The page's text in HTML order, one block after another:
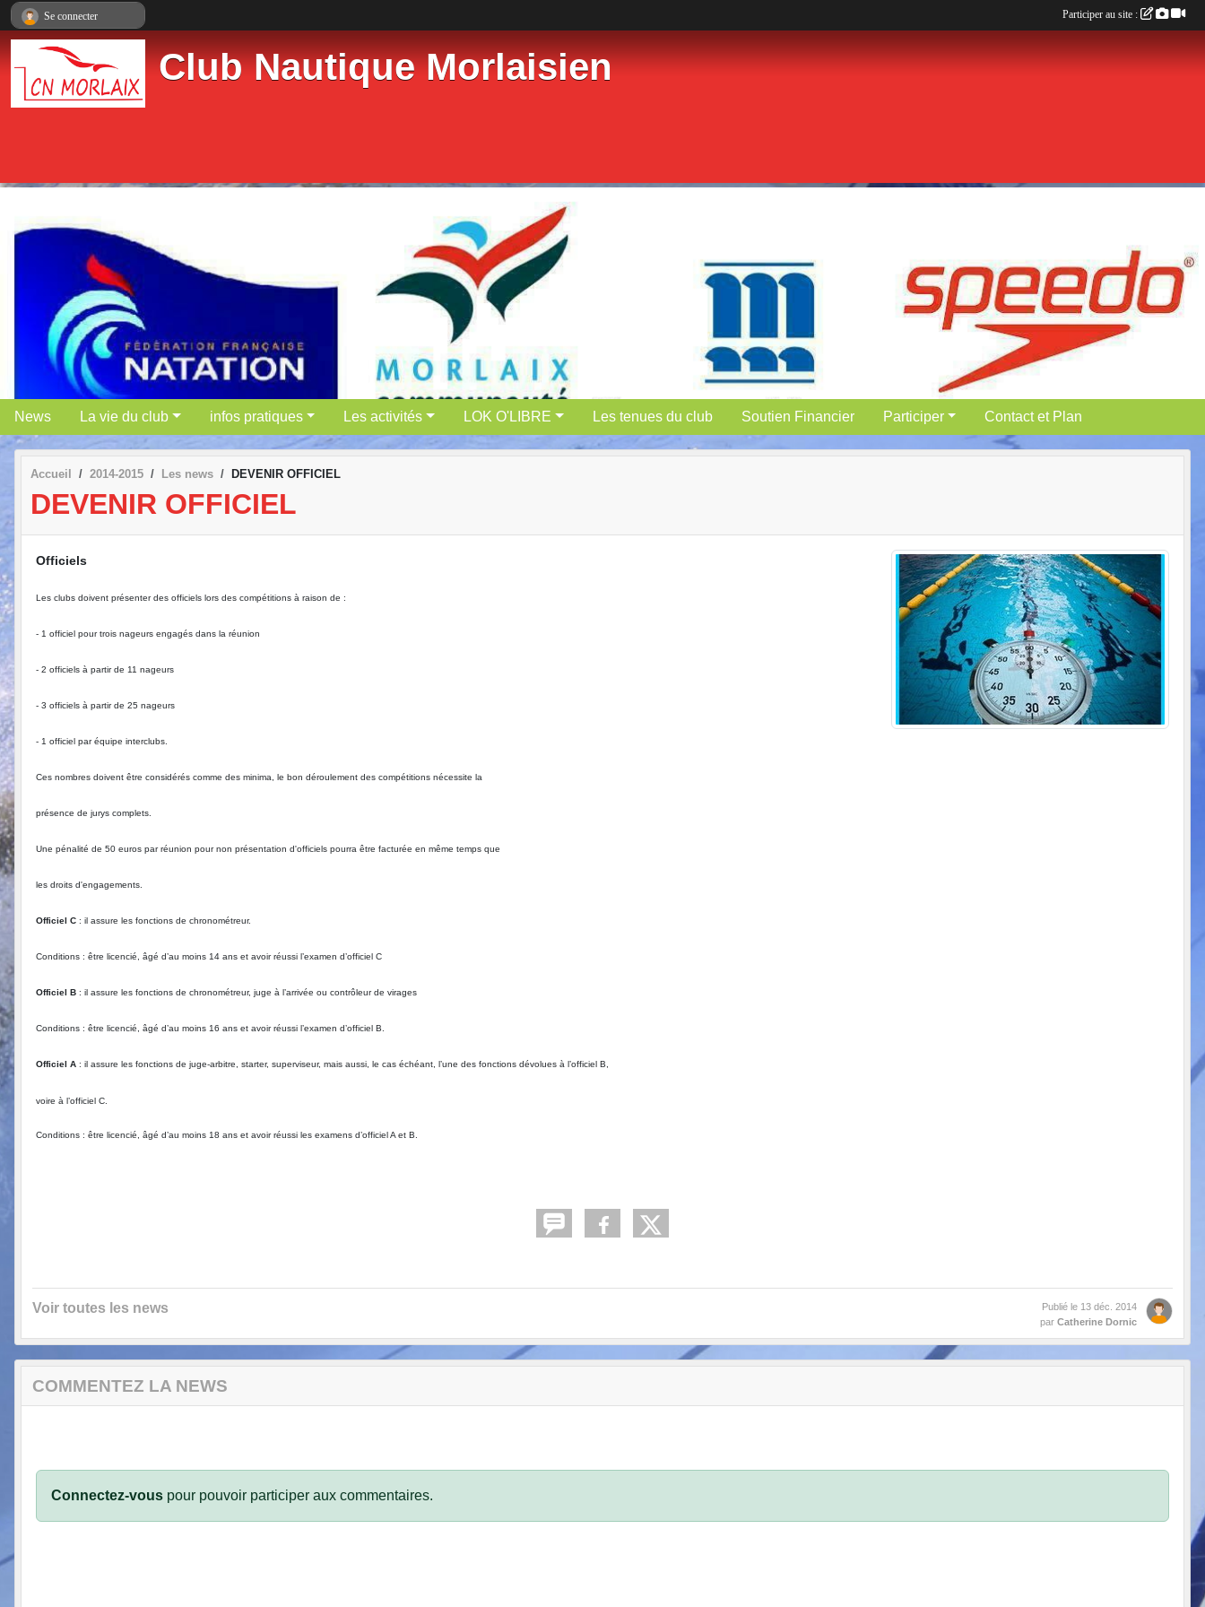
Club Nautique Morlaisien
News La vie du club infos pratiques Les activités LOK O'LIBRE Les tenues du club Soutien Financier Participer Contact et Plan
Accueil 2014-2015 Les news DEVENIR OFFICIEL
DEVENIR OFFICIEL
Officiels
Les clubs doivent présenter des officiels lors des compétitions à raison de :
- 1 officiel pour trois nageurs engagés dans la réunion
- 2 officiels à partir de 11 nageurs
- 3 officiels à partir de 25 nageurs
- 1 officiel par équipe interclubs.
Ces nombres doivent être considérés comme des minima, le bon déroulement des compétitions nécessite la
présence de jurys complets.
Une pénalité de 50 euros par réunion pour non présentation d'officiels pourra être facturée en même temps que
les droits d'engagements.
Officiel C : il assure les fonctions de chronométreur.
Conditions : être licencié, âgé d’au moins 14 ans et avoir réussi l’examen d’officiel C
Officiel B : il assure les fonctions de chronométreur, juge à l’arrivée ou contrôleur de virages
Conditions : être licencié, âgé d’au moins 16 ans et avoir réussi l’examen d’officiel B.
Officiel A : il assure les fonctions de juge-arbitre, starter, superviseur, mais aussi, le cas échéant, l’une des fonctions dévolues à l’officiel B,
voire à l’officiel C.
Conditions : être licencié, âgé d’au moins 18 ans et avoir réussi les examens d’officiel A et B.
Voir toutes les news Publié le 13 déc. 2014
par Catherine Dornic
COMMENTEZ LA NEWS
Connectez-vous pour pouvoir participer aux commentaires.
Se connecter Participer au site :
Panneau de gestion des cookies